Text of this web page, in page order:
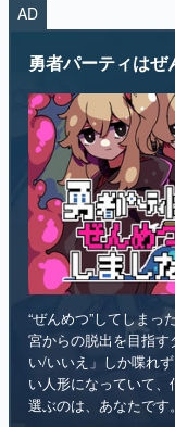
マンガ
女性向け
アプリレビュー
その他
電ファミニコゲーマ
運営：株式会社マレ
AD
勇者パーティはぜ
“ぜんめつ”してしまっ
宮からの脱出を目指
い/いいえ」しか喋れ
い人形になっていて
選ぶのは、あなたです。